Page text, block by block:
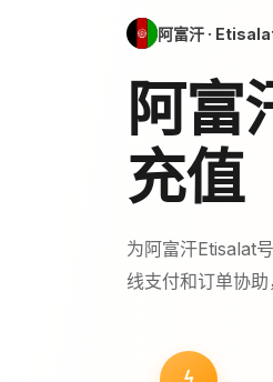
阿富汗 ·
阿
充值
为阿富汗Etisalat
线支付和订单协